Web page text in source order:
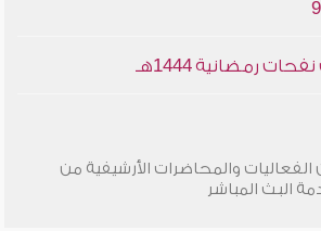
رمضانية 1444هـ
الفعاليات والمحاضرات الأرشيفية من
البث المباشر